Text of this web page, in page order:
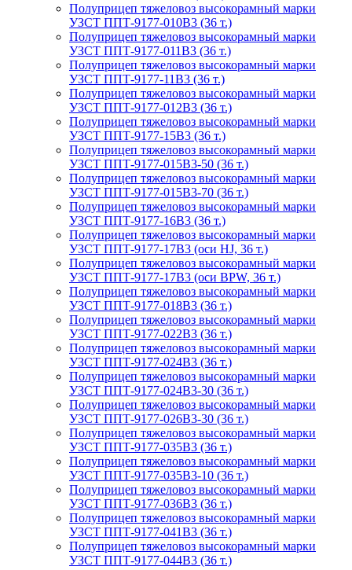
Полуприцеп тяжеловоз высокорамный марки
УЗСТ ППТ-9177-010В3 (36 т.)
Полуприцеп тяжеловоз высокорамный марки
УЗСТ ППТ-9177-011В3 (36 т.)
Полуприцеп тяжеловоз высокорамный марки
УЗСТ ППТ-9177-11В3 (36 т.)
Полуприцеп тяжеловоз высокорамный марки
УЗСТ ППТ-9177-012В3 (36 т.)
Полуприцеп тяжеловоз высокорамный марки
УЗСТ ППТ-9177-15В3 (36 т.)
Полуприцеп тяжеловоз высокорамный марки
УЗСТ ППТ-9177-015В3-50 (36 т.)
Полуприцеп тяжеловоз высокорамный марки
УЗСТ ППТ-9177-015В3-70 (36 т.)
Полуприцеп тяжеловоз высокорамный марки
УЗСТ ППТ-9177-16В3 (36 т.)
Полуприцеп тяжеловоз высокорамный марки
УЗСТ ППТ-9177-17В3 (оси HJ, 36 т.)
Полуприцеп тяжеловоз высокорамный марки
УЗСТ ППТ-9177-17В3 (оси BPW, 36 т.)
Полуприцеп тяжеловоз высокорамный марки
УЗСТ ППТ-9177-018В3 (36 т.)
Полуприцеп тяжеловоз высокорамный марки
УЗСТ ППТ-9177-022В3 (36 т.)
Полуприцеп тяжеловоз высокорамный марки
УЗСТ ППТ-9177-024В3 (36 т.)
Полуприцеп тяжеловоз высокорамный марки
УЗСТ ППТ-9177-024В3-30 (36 т.)
Полуприцеп тяжеловоз высокорамный марки
УЗСТ ППТ-9177-026В3-30 (36 т.)
Полуприцеп тяжеловоз высокорамный марки
УЗСТ ППТ-9177-035В3 (36 т.)
Полуприцеп тяжеловоз высокорамный марки
УЗСТ ППТ-9177-035В3-10 (36 т.)
Полуприцеп тяжеловоз высокорамный марки
УЗСТ ППТ-9177-036В3 (36 т.)
Полуприцеп тяжеловоз высокорамный марки
УЗСТ ППТ-9177-041В3 (36 т.)
Полуприцеп тяжеловоз высокорамный марки
УЗСТ ППТ-9177-044В3 (36 т.)